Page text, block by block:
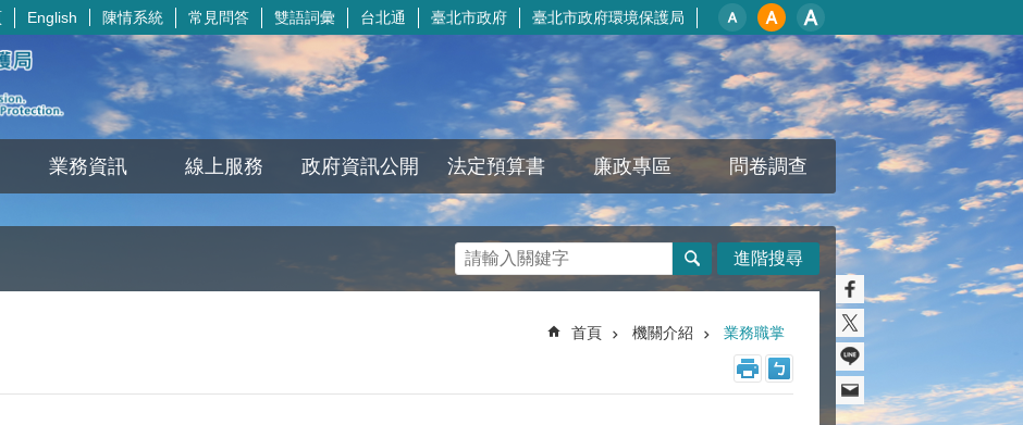
English 陳情系統 常見問答 雙語詞彙 台北通 臺北市政府 臺北市政府環境保護局
業務資訊 線上服務 政府資訊公開 法定預算書 廉政專區 問卷調查
進階搜尋
首頁 機關介紹 業務職掌